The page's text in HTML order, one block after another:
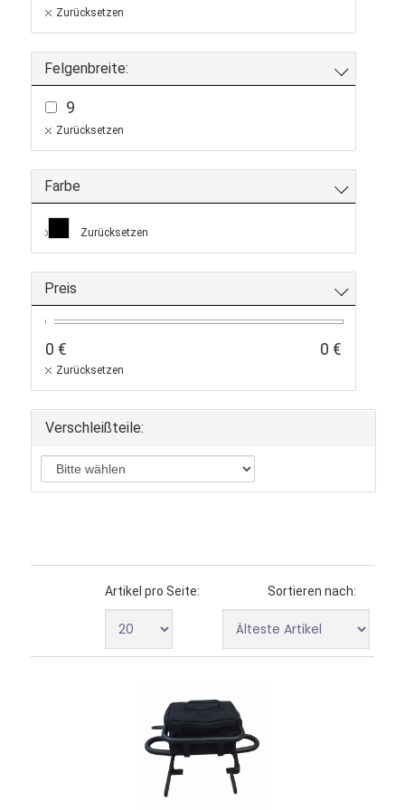
Öl
Zurücksetzen
Felgenbreite:
9
Zurücksetzen
Farbe
Zurücksetzen
Preis
0 € 0 €
Zurücksetzen
Verschleißteile:
Sortieren nach:
Artikel pro Seite: